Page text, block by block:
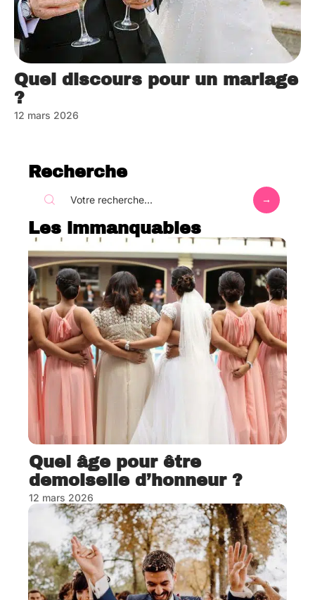
Quel discours pour un mariage
?
12 mars 2026
Recherche
Les immanquables
Quel âge pour être
demoiselle d’honneur ?
12 mars 2026